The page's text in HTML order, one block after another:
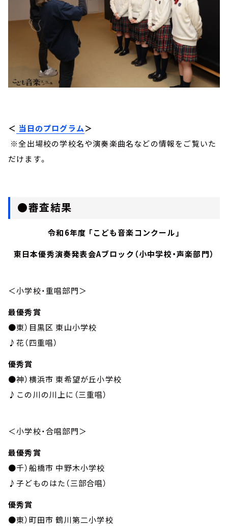
＜ 当日のプログラム＞
※全出場校の学校名や演奏楽曲名などの情報をご覧いた
だけます。
●審査結果
令和6年度 「こども音楽コンクール」
東日本優秀演奏発表会Aブロック（小中学校・声楽部門）
＜小学校・重唱部門＞
最優秀賞
●東）目黒区 東山小学校
♪花（四重唱）
優秀賞
●神）横浜市 東希望が丘小学校
♪この川の川上に（三重唱）
＜小学校・合唱部門＞
最優秀賞
●千）船橋市 中野木小学校
♪子どものはた（三部合唱）
優秀賞
●東）町田市 鶴川第二小学校